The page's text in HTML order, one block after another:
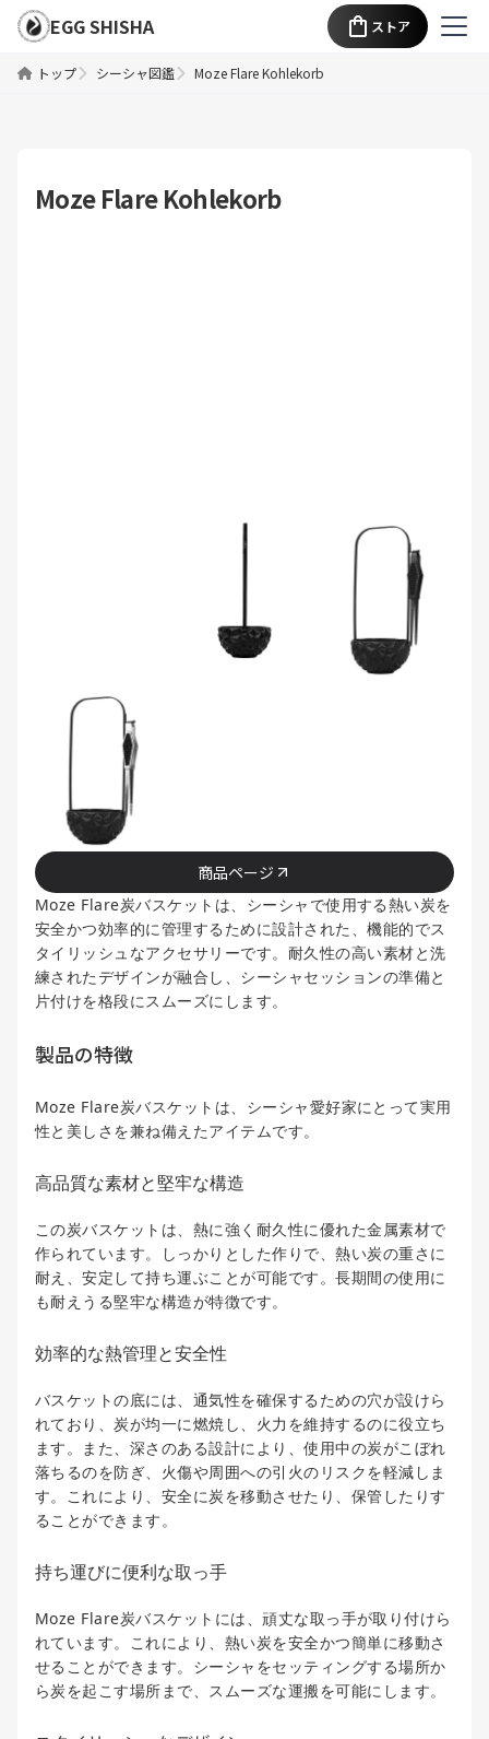
EGG SHISHA ストア
トップ シーシャ図鑑 Moze Flare Kohlekorb
Moze Flare Kohlekorb
商品ページ
Moze Flare炭バスケットは、シーシャで使用する熱い炭を
安全かつ効率的に管理するために設計された、機能的でス
タイリッシュなアクセサリーです。耐久性の高い素材と洗
練されたデザインが融合し、シーシャセッションの準備と
片付けを格段にスムーズにします。
製品の特徴
Moze Flare炭バスケットは、シーシャ愛好家にとって実用
性と美しさを兼ね備えたアイテムです。
高品質な素材と堅牢な構造
この炭バスケットは、熱に強く耐久性に優れた金属素材で
作られています。しっかりとした作りで、熱い炭の重さに
耐え、安定して持ち運ぶことが可能です。長期間の使用に
も耐えうる堅牢な構造が特徴です。
効率的な熱管理と安全性
バスケットの底には、通気性を確保するための穴が設けら
れており、炭が均一に燃焼し、火力を維持するのに役立ち
ます。また、深さのある設計により、使用中の炭がこぼれ
落ちるのを防ぎ、火傷や周囲への引火のリスクを軽減しま
す。これにより、安全に炭を移動させたり、保管したりす
ることができます。
持ち運びに便利な取っ手
Moze Flare炭バスケットには、頑丈な取っ手が取り付けら
れています。これにより、熱い炭を安全かつ簡単に移動さ
せることができます。シーシャをセッティングする場所か
ら炭を起こす場所まで、スムーズな運搬を可能にします。